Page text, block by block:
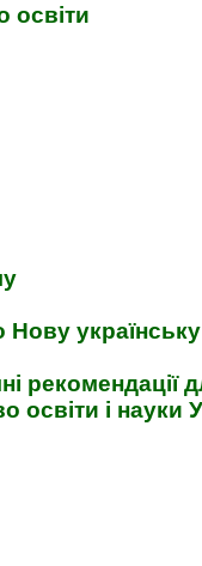
освіти
Нову
освіти і науки